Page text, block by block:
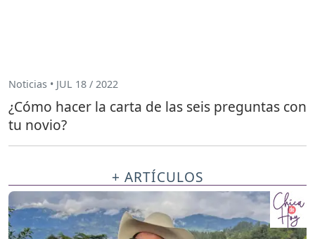
Noticias • JUL 18 / 2022
¿Cómo hacer la carta de las seis preguntas con
tu novio?
+ ARTÍCULOS